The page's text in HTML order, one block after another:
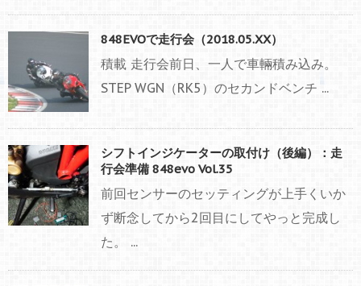
848EVOで走行会（2018.05.XX）
積載 走行会前日、一人で車輛積み込み。
STEP WGN（RK5）のセカンドベンチ ...
シフトインジケーターの取付け（後編）：走
行会準備 848evo Vol.35
前回センサーのセッティングが上手くいか
ず断念してから2回目にしてやっと完成し
た。 ...